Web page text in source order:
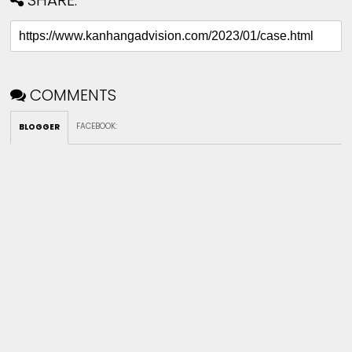
COMMENTS
BLOGGER FACEBOOK: